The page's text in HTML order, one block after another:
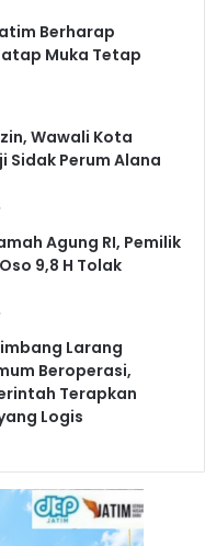
Berharap
Muka Tetap
Wawali Kota
Sidak Perum Alana
Agung RI, Pemilik
9,8 H Tolak
Larang
Beroperasi,
Terapkan
Logis